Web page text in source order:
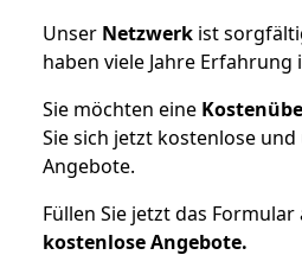
Unser Netzwerk ist
haben viele Jahre
Sie möchten eine
Sie sich jetzt kostenlose
Angebote.
Füllen Sie jetzt das
kostenloseAngebote.